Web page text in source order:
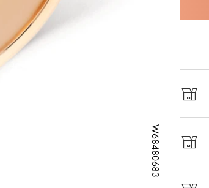
W68480683
W68480683
W68480683
W68480683
W68480683
W68480683
W68480683